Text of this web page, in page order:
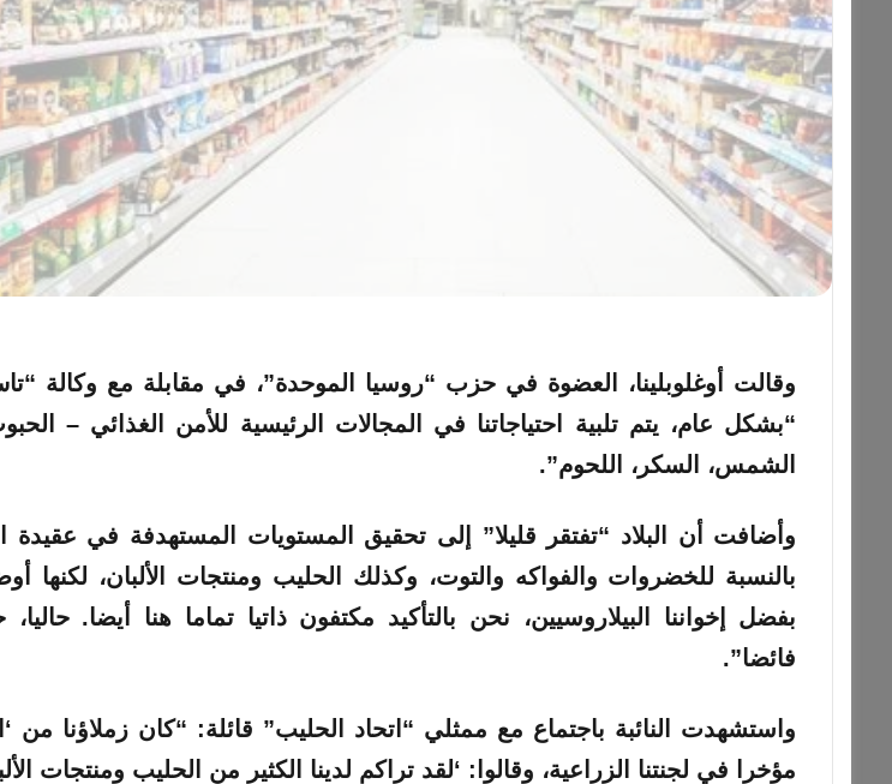
وقالت أوغلوبلينا، العضوة في حزب “روسيا الموحدة”، في مقابلة مع وكالة
“بشكل عام، يتم تلبية احتياجاتنا في المجالات الرئيسية للأمن الغذائي –
الشمس، السكر، اللحوم”.
وأضافت أن البلاد “تفتقر قليلا” إلى تحقيق المستويات المستهدفة في عقيدة
بالنسبة للخضروات والفواكه والتوت، وكذلك الحليب ومنتجات الألبان، لكنها
بفضل إخواننا البيلاروسيين، نحن بالتأكيد مكتفون ذاتيا تماما هنا أيضا.
فائضا”.
واستشهدت النائبة باجتماع مع ممثلي “اتحاد الحليب” قائلة: “كان زملاؤنا من
مؤخرا في لجنتنا الزراعية، وقالوا: ‘لقد تراكم لدينا الكثير من الحليب ومنتجات